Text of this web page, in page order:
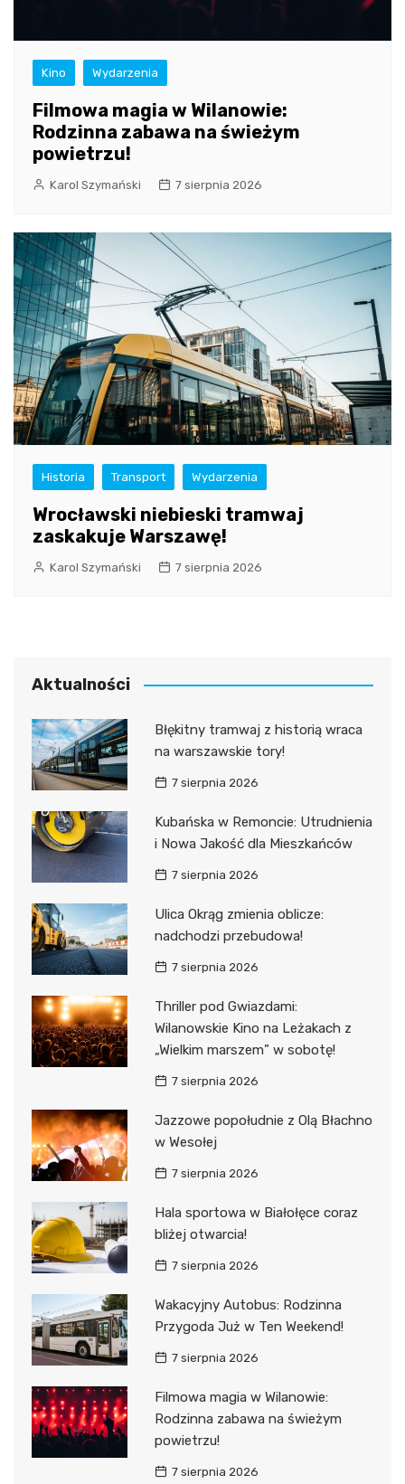
Kino Wydarzenia
Filmowa magia w Wilanowie:
Rodzinna zabawa na świeżym
powietrzu!
Karol Szymański 7 sierpnia 2026
Historia Transport Wydarzenia
Wrocławski niebieski tramwaj
zaskakuje Warszawę!
Karol Szymański 7 sierpnia 2026
Aktualności
Błękitny tramwaj z historią wraca
na warszawskie tory!
7 sierpnia 2026
Kubańska w Remoncie: Utrudnienia
i Nowa Jakość dla Mieszkańców
7 sierpnia 2026
Ulica Okrąg zmienia oblicze:
nadchodzi przebudowa!
7 sierpnia 2026
Thriller pod Gwiazdami:
Wilanowskie Kino na Leżakach z
„Wielkim marszem” w sobotę!
7 sierpnia 2026
Jazzowe popołudnie z Olą Błachno
w Wesołej
7 sierpnia 2026
Hala sportowa w Białołęce coraz
bliżej otwarcia!
7 sierpnia 2026
Wakacyjny Autobus: Rodzinna
Przygoda Już w Ten Weekend!
7 sierpnia 2026
Filmowa magia w Wilanowie:
Rodzinna zabawa na świeżym
powietrzu!
7 sierpnia 2026